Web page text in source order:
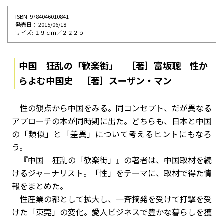
ISBN: 9784046010841
発売⽇： 2015/06/18
サイズ: １９ｃｍ／２２２ｐ
中国 狂乱の「歓楽街」 ［著］富坂聰 性か
らよむ中国史 ［著］スーザン・マン
性の観点から中国をみる。同コンセプト、だが異なる
アプローチの本が同時期に出た。どちらも、日本と中国
の「類似」と「差異」について考えるヒントにもなろ
う。
『中国 狂乱の「歓楽街」』の著者は、中国取材を続
けるジャーナリスト。「性」をテーマに、取材で得た情
報をまとめた。
性産業の都として拡大し、一斉摘発を受けて打撃を受
けた「東莞」の変化。愛人ビジネスで豊かな暮らしを獲